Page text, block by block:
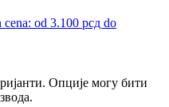
cena: od 3.100 рсд do
Опције могу бити